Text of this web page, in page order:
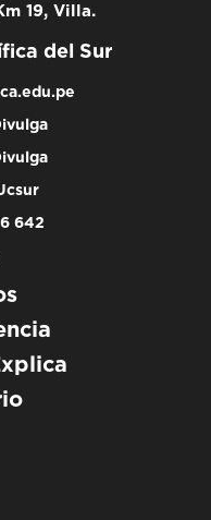
19, Villa.
del Sur
642